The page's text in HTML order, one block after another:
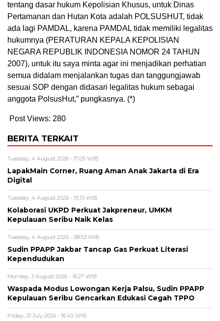
tentang dasar hukum Kepolisian Khusus, untuk Dinas
Pertamanan dan Hutan Kota adalah POLSUSHUT, tidak
ada lagi PAMDAL, karena PAMDAL tidak memiliki legalitas
hukumnya (PERATURAN KEPALA KEPOLISIAN
NEGARA REPUBLIK INDONESIA NOMOR 24 TAHUN
2007), untuk itu saya minta agar ini menjadikan perhatian
semua didalam menjalankan tugas dan tanggungjawab
sesuai SOP dengan didasari legalitas hukum sebagai
anggota PolsusHut,” pungkasnya. (*)
Post Views: 280
BERITA TERKAIT
Tuesday, 4 August 2026 - 17:05 WIB
LapakMain Corner, Ruang Aman Anak Jakarta di Era
Digital
Tuesday, 4 August 2026 - 15:15 WIB
Kolaborasi UKPD Perkuat Jakpreneur, UMKM
Kepulauan Seribu Naik Kelas
Tuesday, 4 August 2026 - 08:53 WIB
Sudin PPAPP Jakbar Tancap Gas Perkuat Literasi
Kependudukan
Monday, 3 August 2026 - 16:27 WIB
Waspada Modus Lowongan Kerja Palsu, Sudin PPAPP
Kepulauan Seribu Gencarkan Edukasi Cegah TPPO
Friday, 31 July 2026 - 16:45 WIB